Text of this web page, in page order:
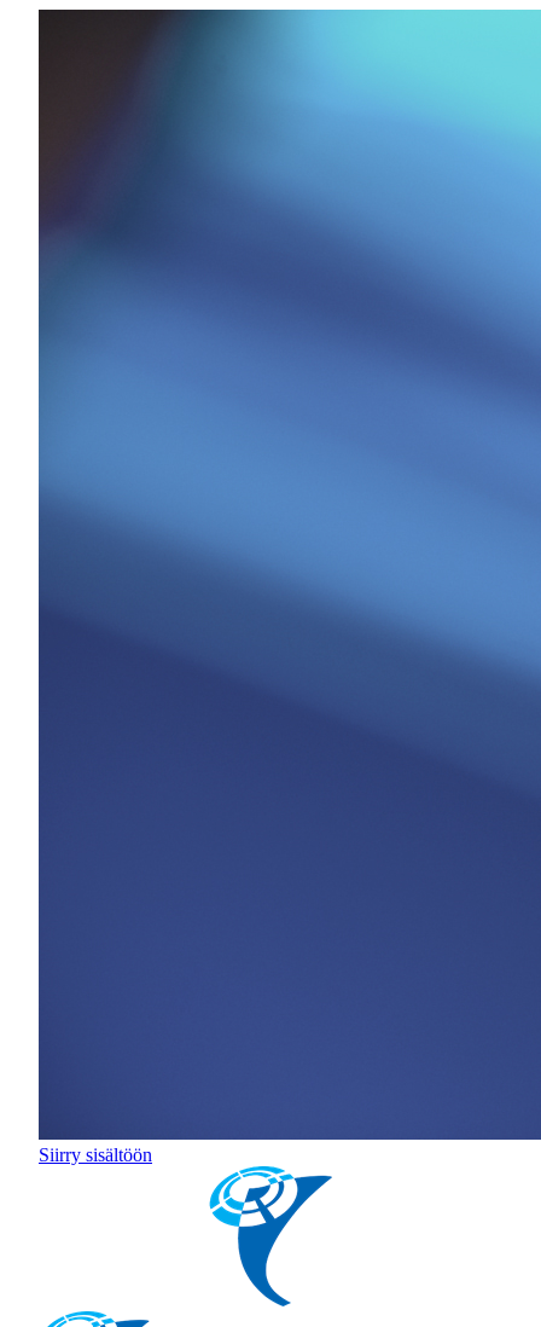
Siirry sisältöön